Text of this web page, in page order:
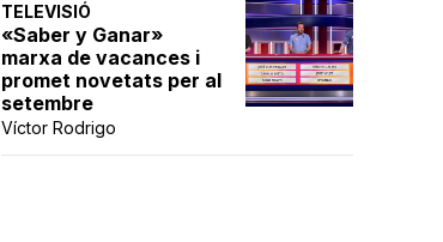
TELEVISIÓ
«Saber y Ganar»
marxa de vacances i
promet novetats per al
setembre
Víctor Rodrigo